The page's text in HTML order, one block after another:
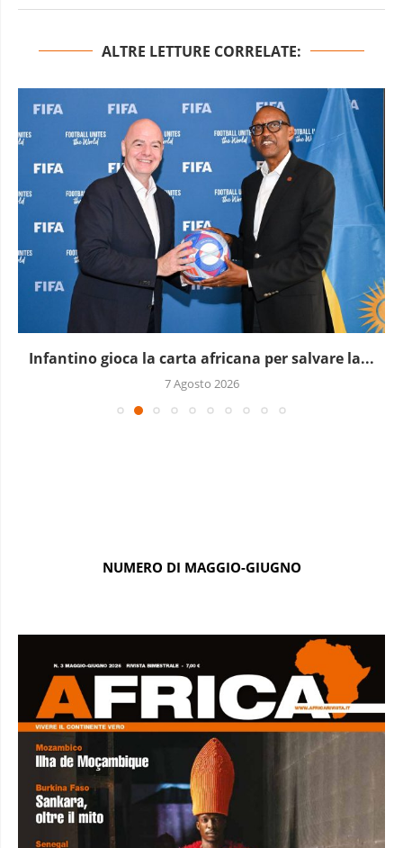
ALTRE LETTURE CORRELATE:
Infantino gioca la carta africana per salvare la...
7 Agosto 2026
NUMERO DI MAGGIO-GIUGNO